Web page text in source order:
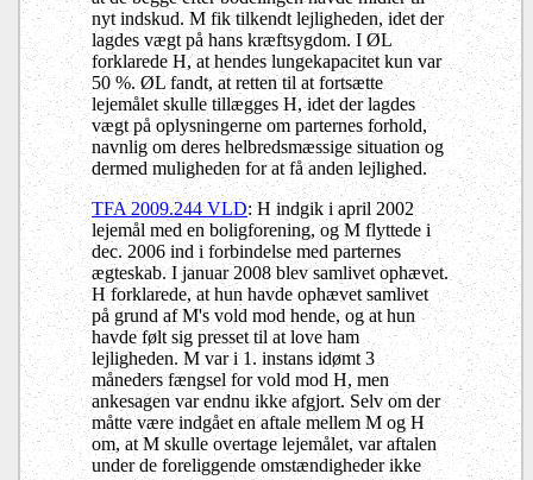
nyt indskud. M fik tilkendt lejligheden, idet der
lagdes vægt på hans kræftsygdom. I ØL
forklarede H, at hendes lungekapacitet kun var
50 %. ØL fandt, at retten til at fortsætte
lejemålet skulle tillægges H, idet der lagdes
vægt på oplysningerne om parternes forhold,
navnlig om deres helbredsmæssige situation og
dermed muligheden for at få anden lejlighed.
TFA 2009.244 VLD: H indgik i april 2002
lejemål med en boligforening, og M flyttede i
dec. 2006 ind i forbindelse med parternes
ægteskab. I januar 2008 blev samlivet ophævet.
H forklarede, at hun havde ophævet samlivet
på grund af M's vold mod hende, og at hun
havde følt sig presset til at love ham
lejligheden. M var i 1. instans idømt 3
måneders fængsel for vold mod H, men
ankesagen var endnu ikke afgjort. Selv om der
måtte være indgået en aftale mellem M og H
om, at M skulle overtage lejemålet, var aftalen
under de foreliggende omstændigheder ikke